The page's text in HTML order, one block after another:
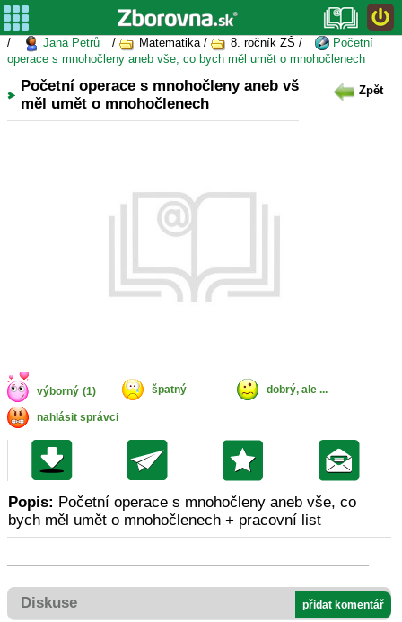
/ Jana Petrů / Matematika / 8. ročník ZŠ /
Početní
operace s mnohočleny aneb vše, co bych měl umět o mnohočlenech
Početní operace s mnohočleny aneb vše, co bych
měl umět o mnohočlenech
Zpět
výborný (1) špatný dobrý, ale ...
nahlásit správci
Popis: Početní operace s mnohočleny aneb vše, co
bych měl umět o mnohočlenech + pracovní list
Diskuse přidat komentář